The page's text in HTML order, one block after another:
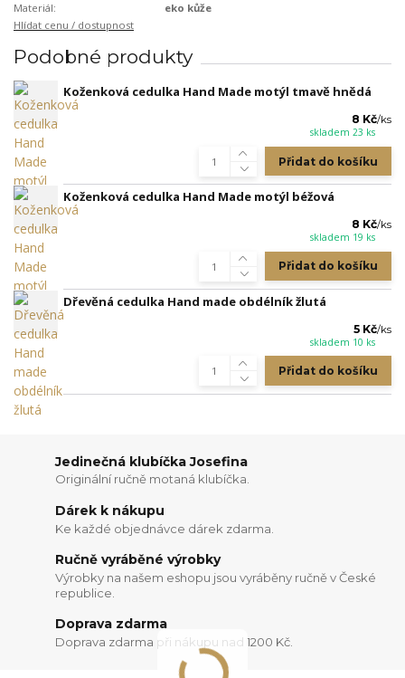
Materiál:
eko kůže
Hlídat cenu / dostupnost
Podobné produkty
Koženková cedulka Hand Made motýl tmavě hnědá
8 Kč/ks
skladem 23 ks
Přidat do košíku
Koženková cedulka Hand Made motýl béžová
8 Kč/ks
skladem 19 ks
Přidat do košíku
Dřevěná cedulka Hand made obdélník žlutá
5 Kč/ks
skladem 10 ks
Přidat do košíku
Jedinečná klubíčka Josefina
Originální ručně motaná klubíčka.
Dárek k nákupu
Ke každé objednávce dárek zdarma.
Ručně vyráběné výrobky
Výrobky na našem eshopu jsou vyráběny ručně v České
republice.
Doprava zdarma
Doprava zdarma při nákupu nad 1200 Kč.